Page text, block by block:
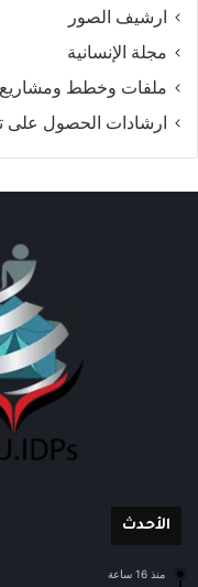
ارشيف الصور
مجلة الإنسانية
ملفات وخطط ومشاريع
ارشادات الحصول على
الأحدث
منذ 16 ساعة